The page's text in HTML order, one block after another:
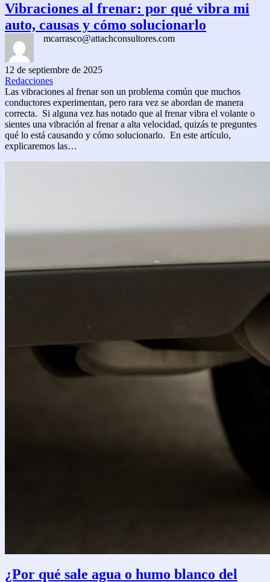
Vibraciones al frenar: por qué vibra mi
auto, causas y cómo solucionarlo
mcarrasco@attachconsultores.com
12 de septiembre de 2025
Redacciones
Las vibraciones al frenar son un problema común que muchos
conductores experimentan, pero rara vez se abordan de manera
correcta. Si alguna vez has notado que al frenar vibra el volante o
sientes una vibración al frenar a alta velocidad, quizás te preguntes
qué lo está causando y cómo solucionarlo. En este artículo,
explicaremos las…
¿Por qué sale agua o humo blanco del